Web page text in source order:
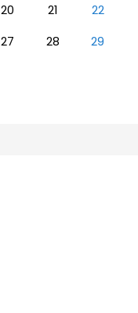
20 21
22
27 28
29